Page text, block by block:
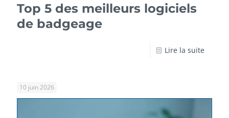
Top 5 des meilleurs logiciels
de badgeage
Lire la suite
10 juin 2026